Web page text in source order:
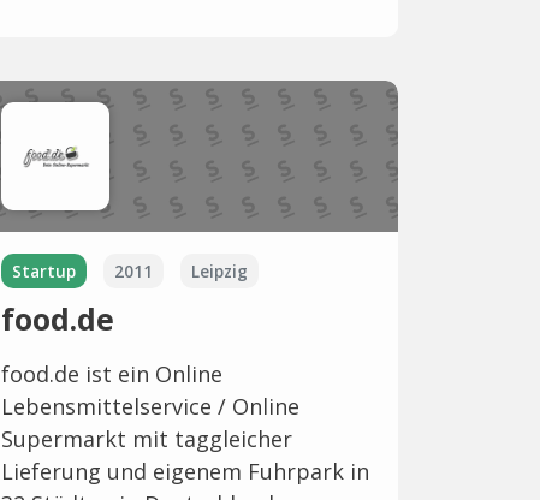
Startup 2011 Leipzig
food.de
food.de ist ein Online
Lebensmittelservice / Online
Supermarkt mit taggleicher
Lieferung und eigenem Fuhrpark in